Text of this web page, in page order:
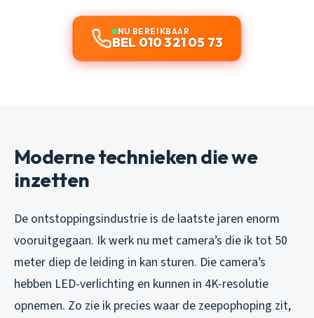
NU BEREIKBAAR
BEL 010 321 05 73
Moderne technieken die we
inzetten
De ontstoppingsindustrie is de laatste jaren enorm
vooruitgegaan. Ik werk nu met camera’s die ik tot 50
meter diep de leiding in kan sturen. Die camera’s
hebben LED-verlichting en kunnen in 4K-resolutie
opnemen. Zo zie ik precies waar de zeepophoping zit,